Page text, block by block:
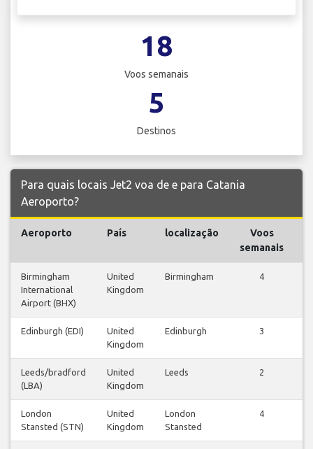
18
Voos semanais
5
Destinos
Para quais locais Jet2 voa de e para Catania
Aeroporto?
Aeroporto País localização
Voos
semanais
Birmingham
International
Airport (BHX)
United
Kingdom
Birmingham 4
Edinburgh (EDI)
United
Kingdom
Edinburgh 3
Leeds/bradford
(LBA)
United
Kingdom
Leeds 2
London
Stansted (STN)
United
Kingdom
London
Stansted
4